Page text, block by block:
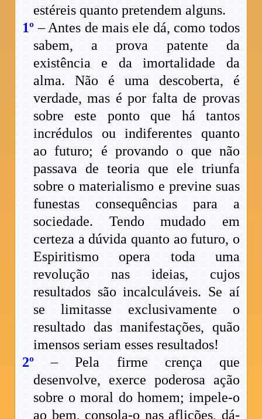
estéreis quanto pretendem alguns.
1º – Antes de mais ele dá, como todos
sabem, a prova patente da
existência e da imortalidade da
alma. Não é uma descoberta, é
verdade, mas é por falta de provas
sobre este ponto que há tantos
incrédulos ou indiferentes quanto
ao futuro; é provando o que não
passava de teoria que ele triunfa
sobre o materialismo e previne suas
funestas consequências para a
sociedade. Tendo mudado em
certeza a dúvida quanto ao futuro, o
Espiritismo opera toda uma
revolução nas ideias, cujos
resultados são incalculáveis. Se aí
se limitasse exclusivamente o
resultado das manifestações, quão
imensos seriam esses resultados!
2º – Pela firme crença que
desenvolve, exerce poderosa ação
sobre o moral do homem; impele-o
ao bem, consola-o nas aflições, dá-